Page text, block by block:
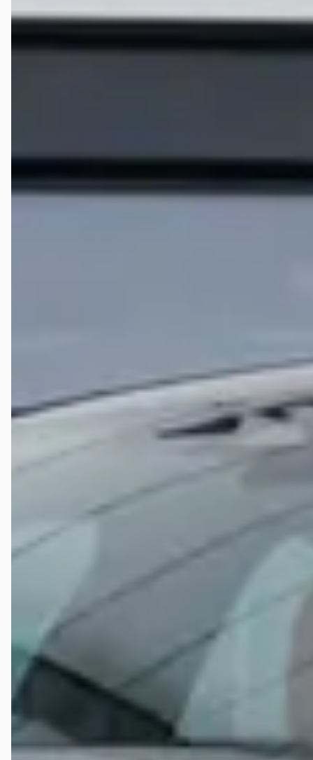
v.a. € 1.590/mnd
Boven markt
Vergelijk
Misschien wel de allerbeste dealer van Nederland! Ik ben daar zo
goed geholpen, dat het gewoon een feestje als ik daar kom, de
mensen zijn snel, vriendelijk en de koffie is top. Echt een ervaring. Ga
zo door, mijn volgende auto ga ik zeker weer daar kopen!
Wat zijn de openingstijden van Hedin Automotive
Hoe wordt Hedin Automotive Jaguar in Alkmaar
beoordeeld?
Hoeveel occasions heeft Hedin Automotive Jaguar in
Alkmaar?
Welke brandstoftypen biedt Hedin Automotive Jaguar
in Alkmaar aan?